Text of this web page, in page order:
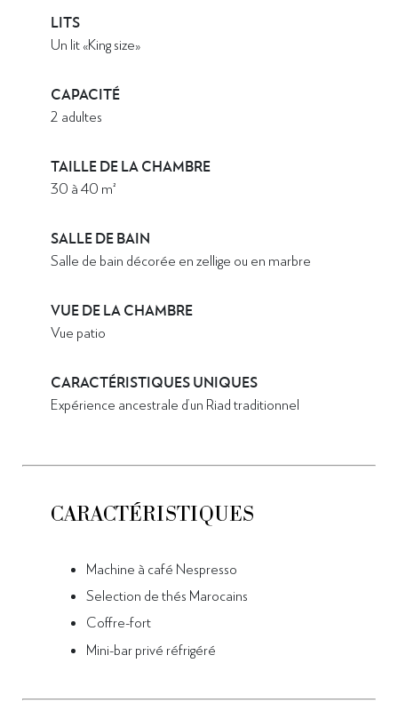
LITS
Un lit «King size»
CAPACITÉ
2 adultes
TAILLE DE LA CHAMBRE
30 à 40 m²
SALLE DE BAIN
Salle de bain décorée en zellige ou en marbre
VUE DE LA CHAMBRE
Vue patio
CARACTÉRISTIQUES UNIQUES
Expérience ancestrale d’un Riad traditionnel
CARACTÉRISTIQUES
Machine à café Nespresso
Selection de thés Marocains
Coffre-fort
Mini-bar privé réfrigéré